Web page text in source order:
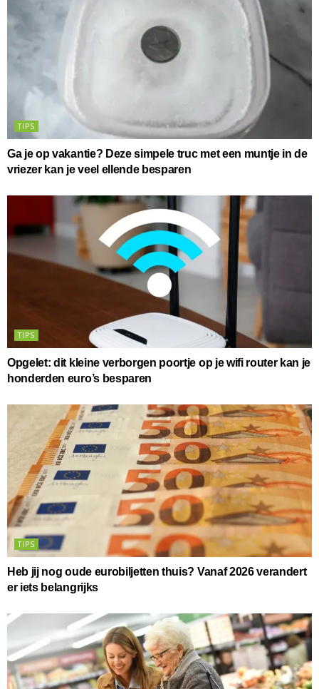
TIPS
Ga je op vakantie? Deze simpele truc met een muntje in de
vriezer kan je veel ellende besparen
TIPS
Opgelet: dit kleine verborgen poortje op je wifi router kan je
honderden euro’s besparen
TIPS
Heb jij nog oude eurobiljetten thuis? Vanaf 2026 verandert
er iets belangrijks